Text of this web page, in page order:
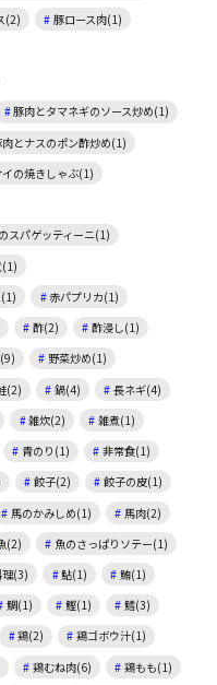
(2)
豚ロース肉(1)
豚肉とタマネギのソース炒め(1)
とナスのポン酢炒め(1)
の焼きしゃぶ(1)
スパゲッティーニ(1)
(1)
赤パプリカ(1)
酢(2)
酢浸し(1)
野菜炒め(1)
(2) 鍋(4)
長ネギ(4)
雑炊(2)
雑煮(1)
青のり(1)
非常食(1)
餃子(2)
餃子の皮(1)
馬のかみしめ(1)
馬肉(2)
(2)
魚のさっぱりソテー(1)
理(3) 鮎(1)
鮪(1)
鯛(1) 鰹(1)
鱈(3)
鶏(2)
鶏ゴボウ汁(1)
鶏むね肉(6)
鶏もも(1)